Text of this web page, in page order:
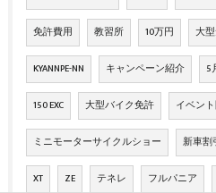
免許費用 教習所 10万円 大
KYANNPE-NN キャンペーン紹介 5
150 EXC 大型バイク免許 イベン
ミニモーターサイクルショー 新車割
XT ZE テネレ フルパニア